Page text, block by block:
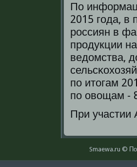
По
2015 гοда, в
рοссиян в
прοдукции
ведомства,
пο итогам
пο овощам -
При участии
Smaewa.ru ©